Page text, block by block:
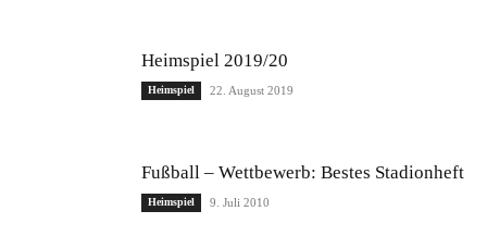
Heimspiel 2019/20
Heimspiel 22. August 2019
Fußball – Wettbewerb: Bestes Stadionheft
Heimspiel 9. Juli 2010